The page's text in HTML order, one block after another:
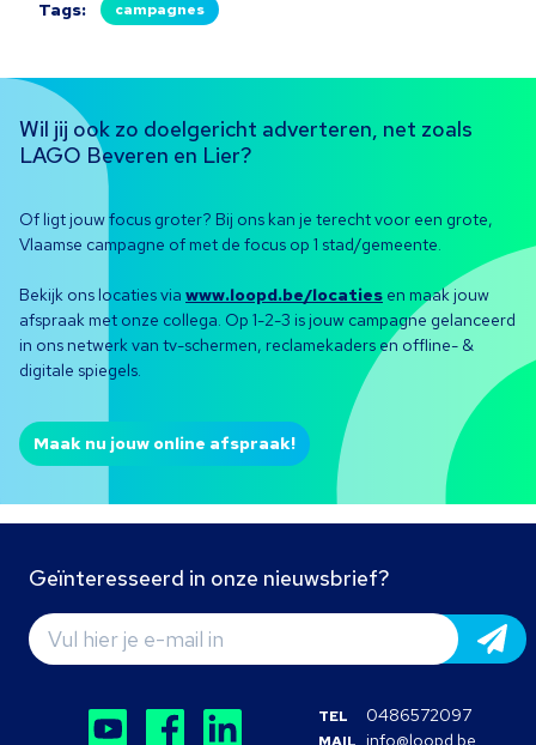
Tags:
campagnes
Wil jij ook zo doelgericht adverteren, net zoals
LAGO Beveren en Lier?
Of ligt jouw focus groter? Bij ons kan je terecht voor een grote,
Vlaamse campagne of met de focus op 1 stad/gemeente.
Bekijk ons locaties via www.loopd.be/locaties en maak jouw
afspraak met onze collega. Op 1-2-3 is jouw campagne gelanceerd
in ons netwerk van tv-schermen, reclamekaders en offline- &
digitale spiegels.
Maak nu jouw online afspraak!
Geïnteresseerd in onze nieuwsbrief?
TEL 0486572097
info@loopd.be